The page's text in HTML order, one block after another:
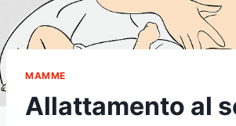
MAMME
Allattamento al